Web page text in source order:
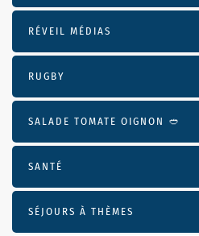
RÉVEIL MÉDIAS
RUGBY
SALADE TOMATE OIGNON 🥙
SANTÉ
SÉJOURS À THÈMES